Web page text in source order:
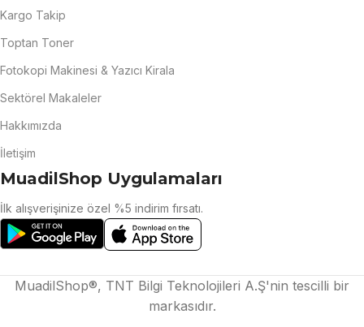
Kargo Takip
Toptan Toner
Fotokopi Makinesi & Yazıcı Kirala
Sektörel Makaleler
Hakkımızda
İletişim
MuadilShop Uygulamaları
İlk alışverişinize özel %5 indirim fırsatı.
MuadilShop®, TNT Bilgi Teknolojileri A.Ş'nin tescilli bir
markasıdır.